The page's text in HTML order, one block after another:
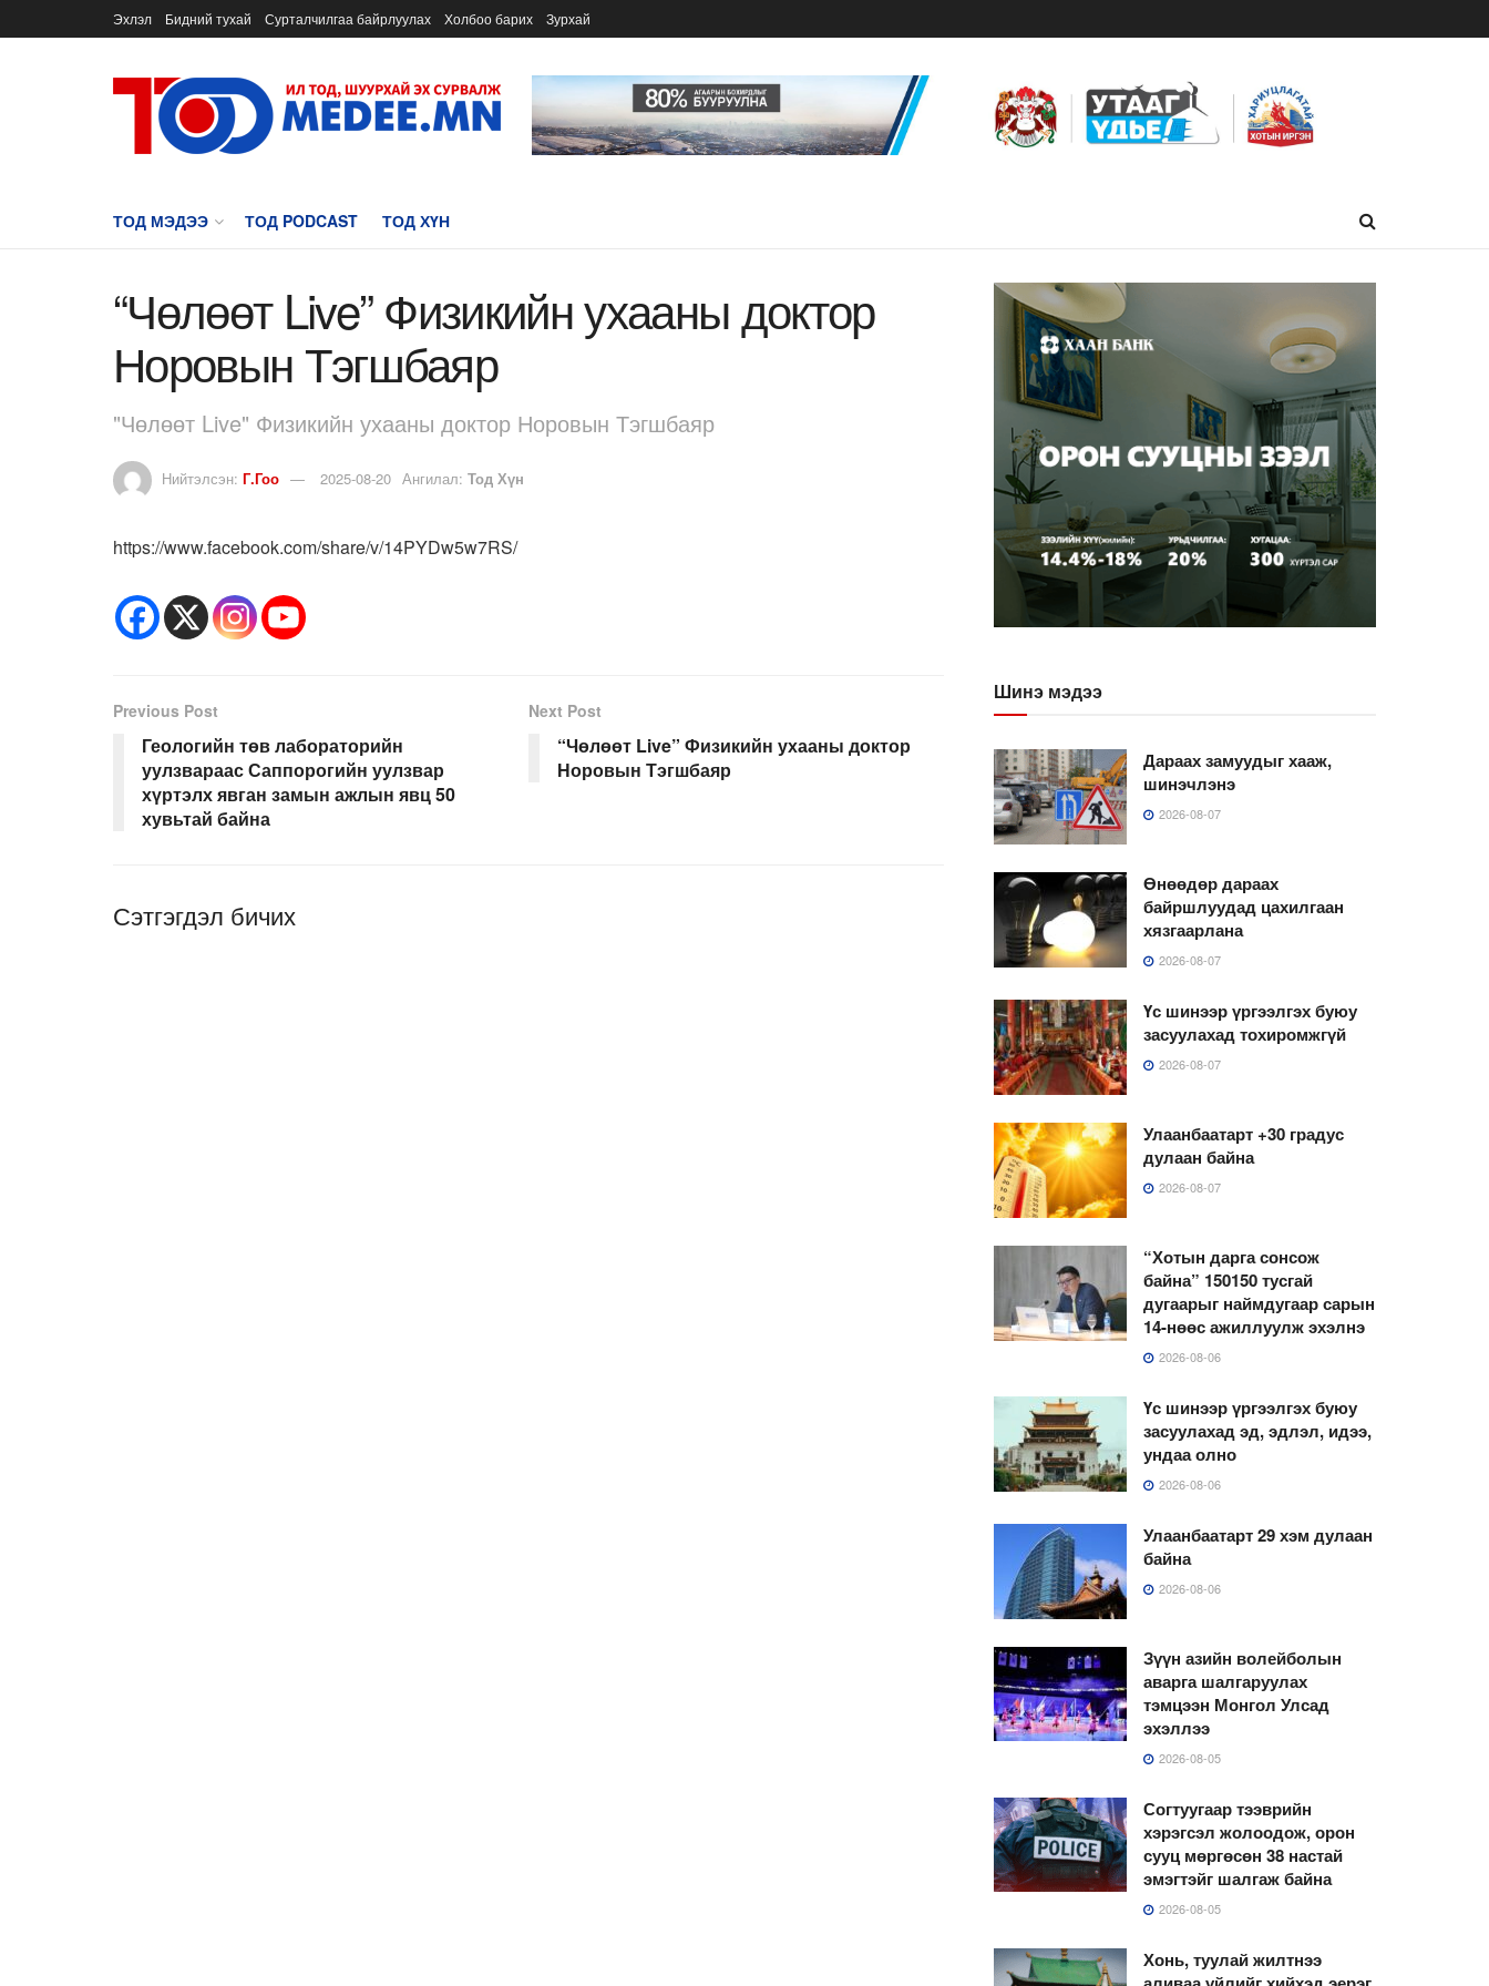
Эхлэл Бидний тухай Сурталчилгаа байрлуулах Холбоо барих Зурхай
ТОД МЭДЭЭ ТОД PODCAST ТОД ХҮН
“Чөлөөт Live” Физикийн ухааны доктор
Норовын Тэгшбаяр
"Чөлөөт Live" Физикийн ухааны доктор Норовын Тэгшбаяр
Нийтэлсэн: Г.Гоо 2025-08-20 Ангилал: Тод Хүн
https://www.facebook.com/share/v/14PYDw5w7RS/
Previous Post
Геологийн төв лабораторийн
уулзвараас Саппорогийн уулзвар
хүртэлх явган замын ажлын явц 50
хувьтай байна
Next Post
“Чөлөөт Live” Физикийн ухааны доктор
Норовын Тэгшбаяр
Сэтгэгдэл бичих
Шинэ мэдээ
Дараах замуудыг хааж,
шинэчлэнэ
2026-08-07
Өнөөдөр дараах
байршлуудад цахилгаан
хязгаарлана
2026-08-07
Үс шинээр үргээлгэх буюу
засуулахад тохиромжгүй
2026-08-07
Улаанбаатарт +30 градус
дулаан байна
2026-08-07
“Хотын дарга сонсож
байна” 150150 тусгай
дугаарыг наймдугаар сарын
14-нөөс ажиллуулж эхэлнэ
2026-08-06
Үс шинээр үргээлгэх буюу
засуулахад эд, эдлэл, идээ,
ундаа олно
2026-08-06
Улаанбаатарт 29 хэм дулаан
байна
2026-08-06
Зүүн азийн волейболын
аварга шалгаруулах
тэмцээн Монгол Улсад
эхэллээ
2026-08-05
Согтуугаар тээврийн
хэрэгсэл жолоодож, орон
сууц мөргөсөн 38 настай
эмэгтэйг шалгаж байна
2026-08-05
Хонь, туулай жилтнээ